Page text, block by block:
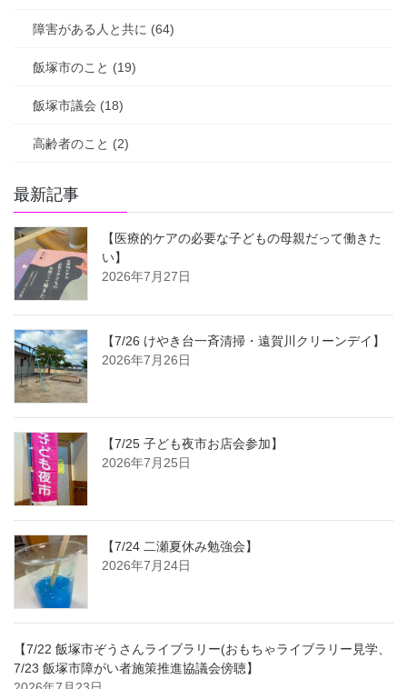
障害がある人と共に (64)
飯塚市のこと (19)
飯塚市議会 (18)
高齢者のこと (2)
最新記事
【医療的ケアの必要な子どもの母親だって働きた
い】
2026年7月27日
【7/26 けやき台一斉清掃・遠賀川クリーンデイ】
2026年7月26日
【7/25 子ども夜市お店会参加】
2026年7月25日
【7/24 二瀬夏休み勉強会】
2026年7月24日
【7/22 飯塚市ぞうさんライブラリー(おもちゃライブラリー見学、
7/23 飯塚市障がい者施策推進協議会傍聴】